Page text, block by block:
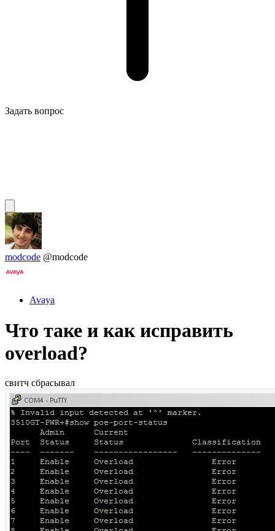
Задать вопрос
modcode @modcode
Avaya
Что таке и как исправить
overload?
свитч сбрасывал